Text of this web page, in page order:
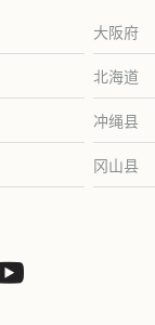
大阪府
北海道
冲绳县
冈山县